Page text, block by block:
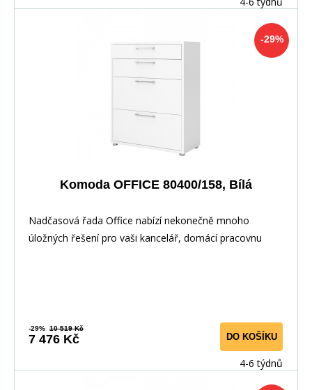
-29%
Komoda OFFICE 80400/158, Bílá
Nadčasová řada Office nabízí nekonečně mnoho
úložných řešení pro vaši kancelář, domácí pracovnu
-29% 10 519 Kč
7 476 Kč DO KOŠÍKU
4-6 týdnů